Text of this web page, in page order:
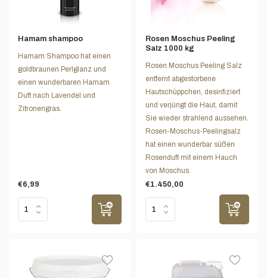
Hamam shampoo
Hamam Shampoo hat einen
goldbraunen Perlglanz und
einen wunderbaren Hamam
Duft nach Lavendel und
Zitronengras.
€6,99
Rosen Moschus Peeling
Salz 1000 kg
Rosen Moschus Peeling Salz
entfernt abgestorbene
Hautschüppchen, desinfiziert
und verjüngt die Haut, damit
Sie wieder strahlend aussehen.
Rosen-Moschus-Peelingsalz
hat einen wunderbar süßen
Rosenduft mit einem Hauch
von Moschus.
€1.450,00